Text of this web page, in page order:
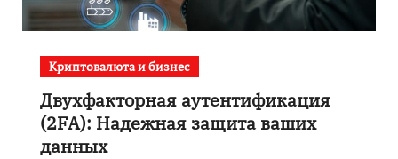
Криптовалюта и бизнес
Двухфакторная аутентификация
(2FA): Надежная защита ваших
данных